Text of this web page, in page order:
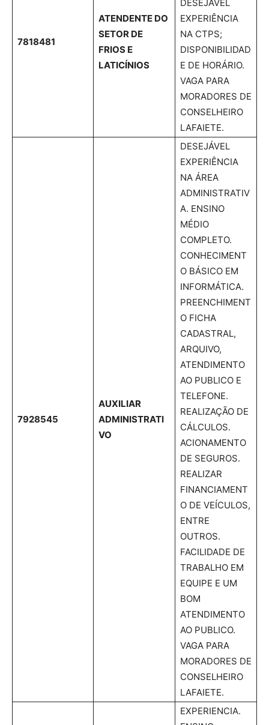
7818481
ATENDENTE DO
SETOR DE
FRIOS E
LATICÍNIOS
DESEJÁVEL
EXPERIÊNCIA
NA CTPS;
DISPONIBILIDAD
E DE HORÁRIO.
VAGA PARA
MORADORES DE
CONSELHEIRO
LAFAIETE.
7928545
AUXILIAR
ADMINISTRATI
VO
DESEJÁVEL
EXPERIÊNCIA
NA ÁREA
ADMINISTRATIV
A. ENSINO
MÉDIO
COMPLETO.
CONHECIMENT
O BÁSICO EM
INFORMÁTICA.
PREENCHIMENT
O FICHA
CADASTRAL,
ARQUIVO,
ATENDIMENTO
AO PUBLICO E
TELEFONE.
REALIZAÇÃO DE
CÁLCULOS.
ACIONAMENTO
DE SEGUROS.
REALIZAR
FINANCIAMENT
O DE VEÍCULOS,
ENTRE
OUTROS.
FACILIDADE DE
TRABALHO EM
EQUIPE E UM
BOM
ATENDIMENTO
AO PUBLICO.
VAGA PARA
MORADORES DE
CONSELHEIRO
LAFAIETE.
EXPERIENCIA.